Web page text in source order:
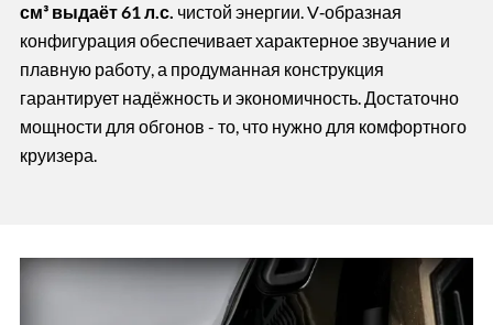
см³ выдаёт 61 л.с. чистой энергии. V‑образная
конфигурация обеспечивает характерное звучание и
плавную работу, а продуманная конструкция
гарантирует надёжность и экономичность. Достаточно
мощности для обгонов - то, что нужно для комфортного
круизера.